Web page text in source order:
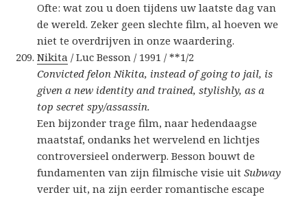
Ofte: wat zou u doen tijdens uw laatste dag van
de wereld. Zeker geen slechte film, al hoeven we
niet te overdrijven in onze waardering.
Nikita / Luc Besson / 1991 / **1/2
Convicted felon Nikita, instead of going to jail, is
given a new identity and trained, stylishly, as a
top secret spy/assassin.
Een bijzonder trage film, naar hedendaagse
maatstaf, ondanks het wervelend en lichtjes
controversieel onderwerp. Besson bouwt de
fundamenten van zijn filmische visie uitSubway
verder uit, na zijn eerder romantische escape